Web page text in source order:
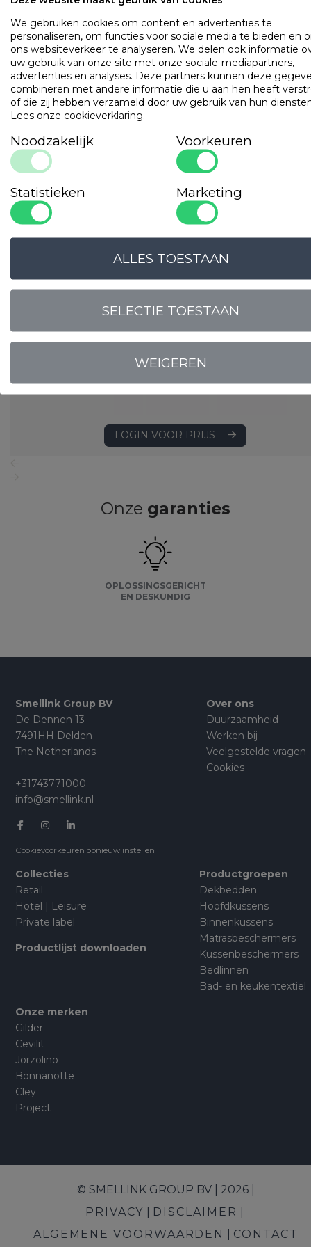
Per stuk verpakt in een eenvoudig gelast
zakje
OMSCHRIJVING UITVOERINGEN
Katoenen badmat met geblokte rand van 1000 gr/m2.
Populaire producten
Gilder Synthetisch Superior
Art. VADBG42TH
LOGIN VOOR PRIJS
Onze garanties
OPLOSSINGSGERICHT
EN DESKUNDIG
Smellink Group BV
De Dennen 13
7491HH Delden
The Netherlands
+31743771000
info@smellink.nl
Cookievoorkeuren opnieuw instellen
Over ons
Duurzaamheid
Werken bij
Veelgestelde vragen
Cookies
Collecties
Retail
Hotel | Leisure
Private label
Productlijst downloaden
Productgroepen
Dekbedden
Hoofdkussens
Binnenkussens
Matrasbeschermers
Kussenbeschermers
Bedlinnen
Bad- en keukentextiel
Onze merken
Gilder
Cevilit
Jorzolino
Bonnanotte
Cley
Project
© SMELLINK GROUP BV | 2026 |
PRIVACY
DISCLAIMER
ALGEMENE VOORWAARDEN
CONTACT
We gebruiken cookies om content en advertenties te
personaliseren, om functies voor sociale media te bieden en
ons websiteverkeer te analyseren. We delen ook informatie
uw gebruik van onze site met onze sociale-mediapartners,
advertenties en analyses. Deze partners kunnen deze
combineren met andere informatie die u aan hen heeft
of die zij hebben verzameld door uw gebruik van hun
Lees onze cookieverklaring.
Noodzakelijk Voorkeuren
Statistieken Marketing
WEIGEREN
SELECTIE TOESTAAN
ALLES TOESTAAN